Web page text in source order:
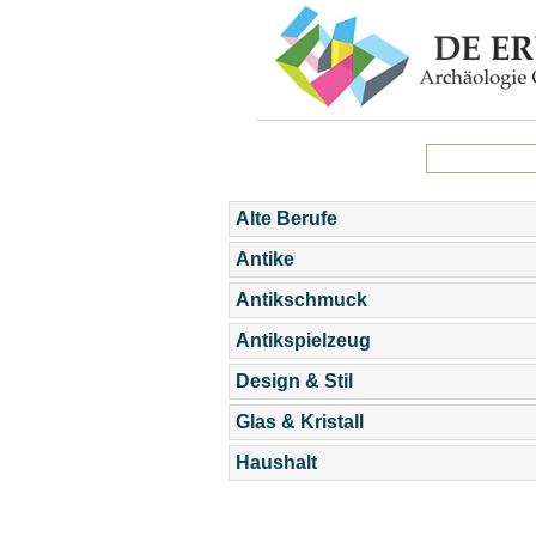
Alte Berufe
Antike
Antikschmuck
Antikspielzeug
Design & Stil
Glas & Kristall
Haushalt